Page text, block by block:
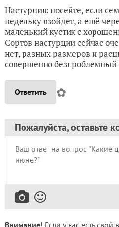
Настурцию посейте, если
недельку взойдет, а ещё
маленький кустик с
Сортов настурции сейчас
нет, разных размеров и
совершенно безпроблемный
Ответить ✿
Пожалуйста, оставьте
Внимание! Если у вас есть свой